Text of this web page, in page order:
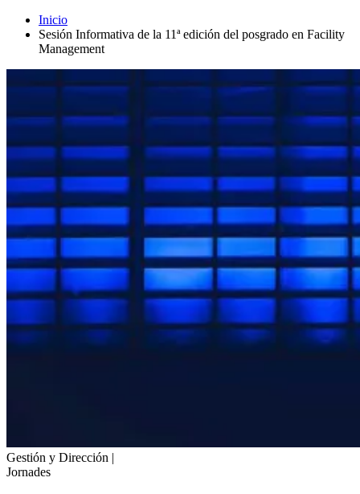
Inicio
Sesión Informativa de la 11ª edición del posgrado en Facility
Management
Gestión y Dirección |
Jornades